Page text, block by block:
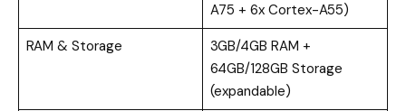
A75 + 6x Cortex-A55)
RAM & Storage
3GB/4GB RAM +
64GB/128GB Storage
(expandable)